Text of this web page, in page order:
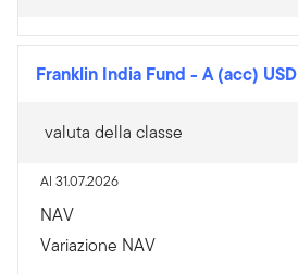
Franklin India Fund - A (acc) USD
valuta della classe
Al 31.07.2026
NAV
Variazione NAV